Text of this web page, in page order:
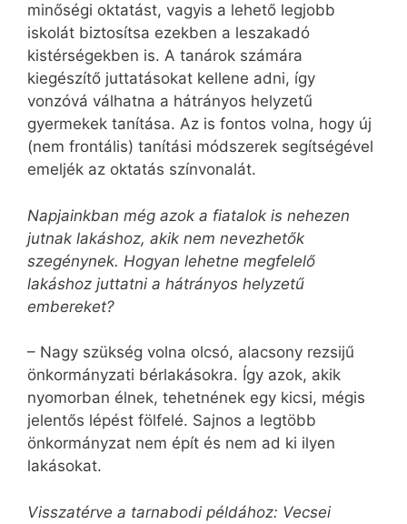
minőségi oktatást, vagyis a lehető legjobb
iskolát biztosítsa ezekben a leszakadó
kistérségekben is. A tanárok számára
kiegészítő juttatásokat kellene adni, így
vonzóvá válhatna a hátrányos helyzetű
gyermekek tanítása. Az is fontos volna, hogy új
(nem frontális) tanítási módszerek segítségével
emeljék az oktatás színvonalát.
Napjainkban még azok a fiatalok is nehezen
jutnak lakáshoz, akik nem nevezhetők
szegénynek. Hogyan lehetne megfelelő
lakáshoz juttatni a hátrányos helyzetű
embereket?
– Nagy szükség volna olcsó, alacsony rezsijű
önkormányzati bérlakásokra. Így azok, akik
nyomorban élnek, tehetnének egy kicsi, mégis
jelentős lépést fölfelé. Sajnos a legtöbb
önkormányzat nem épít és nem ad ki ilyen
lakásokat.
Visszatérve a tarnabodi példához: Vecsei